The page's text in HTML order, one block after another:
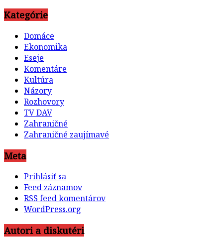
Kategórie
Domáce
Ekonomika
Eseje
Komentáre
Kultúra
Názory
Rozhovory
TV DAV
Zahraničné
Zahraničné zaujímavé
Meta
Prihlásiť sa
Feed záznamov
RSS feed komentárov
WordPress.org
Autori a diskutéri